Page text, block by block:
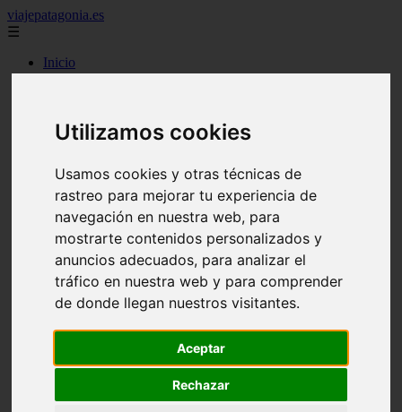
Utilizamos cookies
Usamos cookies y otras técnicas de
rastreo para mejorar tu experiencia de
navegación en nuestra web, para
mostrarte contenidos personalizados y
anuncios adecuados, para analizar el
tráfico en nuestra web y para comprender
de donde llegan nuestros visitantes.
Aceptar
Rechazar
viajepatagonia.es
☰
Inicio
7 maravillas del mundo
benidorm
c buenos aires
c entre rios
c generalidades del pais
c neuquen
c provincias
c rio negro
c santa fe
c tierra de fuego
c tucuman
carmen
destinos
lanzarote